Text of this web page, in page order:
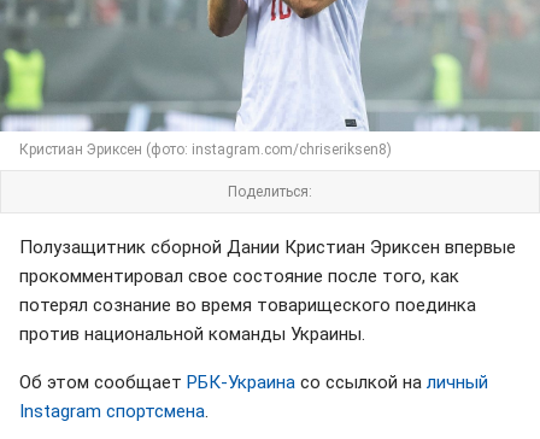
Кристиан Эриксен (фото: instagram.com/chriseriksen8)
Поделиться:
Полузащитник сборной Дании Кристиан Эриксен впервые
прокомментировал свое состояние после того, как
потерял сознание во время товарищеского поединка
против национальной команды Украины.
Об этом сообщает РБК-Украина со ссылкой на личный
Instagram спортсмена